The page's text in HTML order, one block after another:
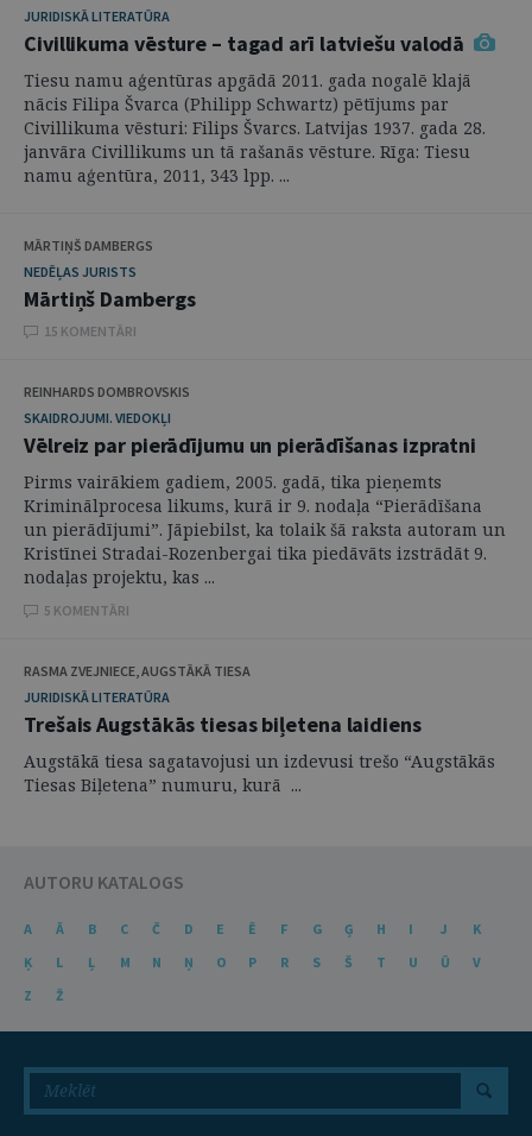
JURIDISKĀ LITERATŪRA
Civillikuma vēsture – tagad arī latviešu valodā
Tiesu namu aģentūras apgādā 2011. gada nogalē klajā
nācis Filipa Švarca (Philipp Schwartz) pētījums par
Civillikuma vēsturi: Filips Švarcs. Latvijas 1937. gada 28.
janvāra Civillikums un tā rašanās vēsture. Rīga: Tiesu
namu aģentūra, 2011, 343 lpp. ...
MĀRTIŅŠ DAMBERGS
NEDĒĻAS JURISTS
Mārtiņš Dambergs
15 KOMENTĀRI
REINHARDS DOMBROVSKIS
SKAIDROJUMI. VIEDOKĻI
Vēlreiz par pierādījumu un pierādīšanas izpratni
Pirms vairākiem gadiem, 2005. gadā, tika pieņemts
Kriminālprocesa likums, kurā ir 9. nodaļa “Pierādīšana
un pierādījumi”. Jāpiebilst, ka tolaik šā raksta autoram un
Kristīnei Stradai-Rozenbergai tika piedāvāts izstrādāt 9.
nodaļas projektu, kas ...
5 KOMENTĀRI
RASMA ZVEJNIECE, AUGSTĀKĀ TIESA
JURIDISKĀ LITERATŪRA
Trešais Augstākās tiesas biļetena laidiens
Augstākā tiesa sagatavojusi un izdevusi trešo “Augstākās
Tiesas Biļetena” numuru, kurā ...
AUTORU KATALOGS
A Ā B C Č D E Ē F G Ģ H I J
K
Ķ
L Ļ M N Ņ O P R S Š T U Ū
V
Z
Ž